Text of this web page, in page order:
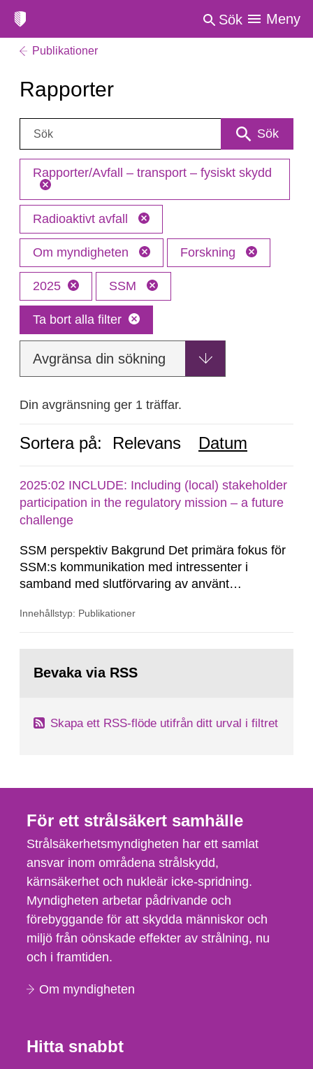
Sök Meny
Publikationer
Rapporter
Sök: Sök
Rapporter/Avfall – transport – fysiskt skydd
Radioaktivt avfall
Om myndigheten Forskning
2025 SSM
Ta bort alla filter
Avgränsa din sökning
Din avgränsning ger 1 träffar.
Sortera på: Relevans Datum
2025:02 INCLUDE: Including (local) stakeholder
participation in the regulatory mission – a future
challenge
SSM perspektiv Bakgrund Det primära fokus för
SSM:s kommunikation med intressenter i
samband med slutförvaring av använt
legat på formella samrådsprocesser kring den
tillståndsansökningar enligt kärntekniklagen.
Innehållstyp: Publikationer
sida:Bevaka via RSS
Skapa ett RSS-flöde utifrån ditt urval i filtret
För ett strålsäkert samhälle
Strålsäkerhetsmyndigheten har ett samlat
ansvar inom områdena strålskydd,
kärnsäkerhet och nukleär icke-spridning.
Myndigheten arbetar pådrivande och
förebyggande för att skydda människor och
miljö från oönskade effekter av strålning, nu
och i framtiden.
Om myndigheten
Hitta snabbt